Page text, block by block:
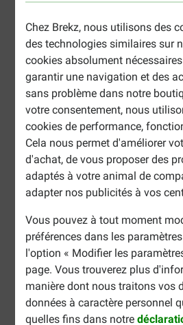
Chez Brekz, nous utilisons des
des technologies similaires sur
cookies absolument
garantir une navigation et des
sans problème dans notre
votre consentement, nous
cookies de performance,
Cela nous permet d'améliorer
d'achat, de vous proposer des
adaptés à votre animal de
adapter nos publicités à vos
Vous pouvez à tout moment
préférences dans les
l'option « Modifier les
page. Vous trouverez plus
manière dont nous traitons vos
données à caractère personnel
quelles fins dans notre